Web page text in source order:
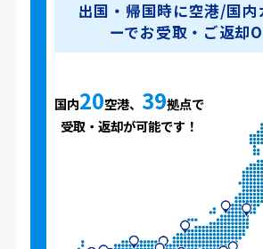
出国・帰国時に空港/国内
ーでお受取・ご返却
国内20空港、 39拠点で
受取・返却が可能です！